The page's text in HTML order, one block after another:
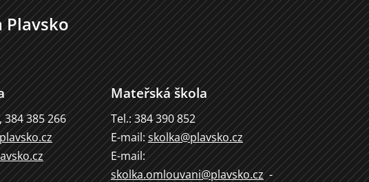
Plavsko
384 385 266
Mateřská škola
Tel.: 384 390 852
E-mail: skolka@plavsko.cz
E-mail:
skolka.omlouvani@plavsko.cz -